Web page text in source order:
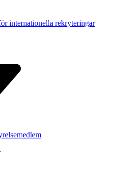
inter­nationella rekry­teringar